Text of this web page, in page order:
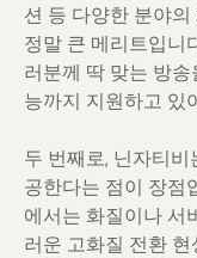
션 등 다양한 분야
정말 큰 메리트입니
러분께 딱 맞는 방
능까지 지원하고 있
두 번째로, 닌자티
공한다는 점이 장점
에서는 화질이나 서
러운 고화질 전환